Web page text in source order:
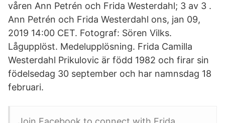
våren Ann Petrén och Frida Westerdahl; 3 av 3 .
Ann Petrén och Frida Westerdahl ons, jan 09,
2019 14:00 CET. Fotograf: Sören Vilks.
Lågupplöst. Medelupplösning. Frida Camilla
Westerdahl Prikulovic är född 1982 och firar sin
födelsedag 30 september och har namnsdag 18
februari.